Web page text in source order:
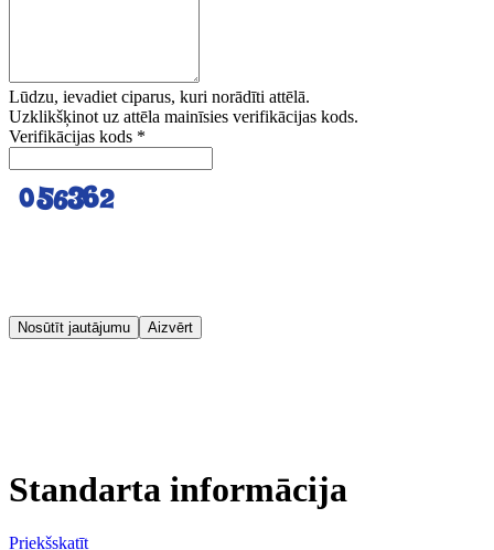
Lūdzu, ievadiet ciparus, kuri norādīti attēlā.
Uzklikšķinot uz attēla mainīsies verifikācijas kods.
Verifikācijas kods *
Nosūtīt jautājumu Aizvērt
Standarta informācija
Priekšskatīt